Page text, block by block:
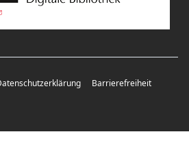
Barrierefreiheit